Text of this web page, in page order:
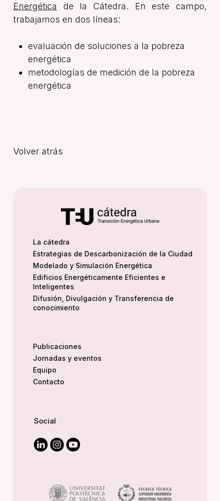
Energética de la Cátedra. En este campo,
trabajamos en dos líneas:
evaluación de soluciones a la pobreza
energética
metodologías de medición de la pobreza
energética
Volver atrás
La cátedra
Estrategias de Descarbonización de la Ciudad
Modelado y Simulación Energética
Edificios Energéticamente Eficientes e
Inteligentes
Difusión, Divulgación y Transferencia de
conocimiento
Publicaciones
Jornadas y eventos
Equipo
Contacto
Social